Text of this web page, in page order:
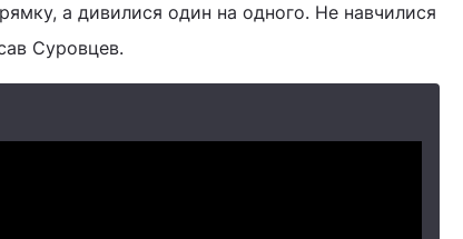
а дивилися один на одного. Не навчилися
Суровцев.